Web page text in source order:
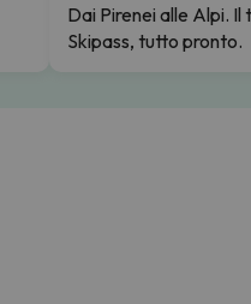
Dai Pirenei alle Alpi. Il
Skipass, tutto pronto.